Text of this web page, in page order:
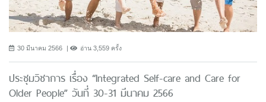
30 มีนาคม 2566 อ่าน 3,559 ครั้ง
ประชุมวิชาการ เรื่อง “Integrated Self-care and Care for
Older People” วันที่ 30-31 มีนาคม 2566